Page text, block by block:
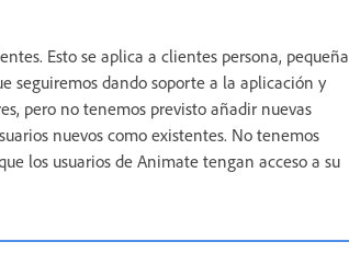
Esto se aplica a clientes persona, pequeña
seguiremos dando soporte a la aplicación y
pero no tenemos previsto añadir nuevas
nuevos como existentes. No tenemos
los usuarios de Animate tengan acceso a su